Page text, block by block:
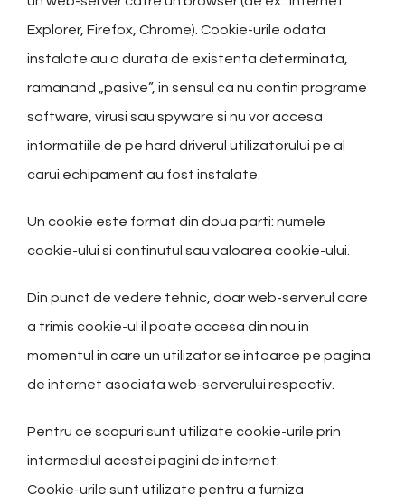
Explorer, Firefox, Chrome). Cookie-urile odata
instalate au o durata de existenta determinata,
ramanand „pasive”, in sensul ca nu contin programe
software, virusi sau spyware si nu vor accesa
informatiile de pe hard driverul utilizatorului pe al
carui echipament au fost instalate.
Un cookie este format din doua parti: numele
cookie-ului si continutul sau valoarea cookie-ului.
Din punct de vedere tehnic, doar web-serverul care
a trimis cookie-ul il poate accesa din nou in
momentul in care un utilizator se intoarce pe pagina
de internet asociata web-serverului respectiv.
Pentru ce scopuri sunt utilizate cookie-urile prin
intermediul acestei pagini de internet:
Cookie-urile sunt utilizate pentru a furniza